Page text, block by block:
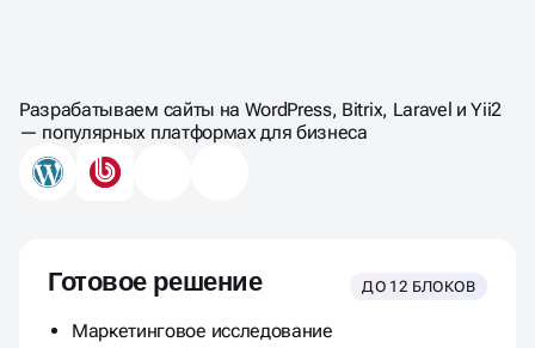
САЙТА-КАТАЛОГА
Разрабатываем сайты на WordPress, Bitrix, Laravel и Yii2
— популярных платформах для бизнеса
Готовое решение ДО 12 БЛОКОВ
Маркетинговое исследование